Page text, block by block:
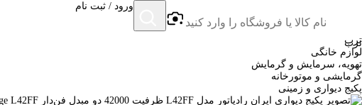
ترب
ورود / ثبت نام
ترب
لوازم خانگی
تهویه، سرمایش و گرمایش
گرمایشی و موتورخانه
پکیج دیواری و زمینی